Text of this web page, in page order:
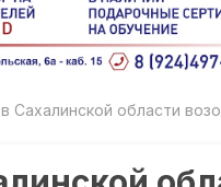
Сахалинской области